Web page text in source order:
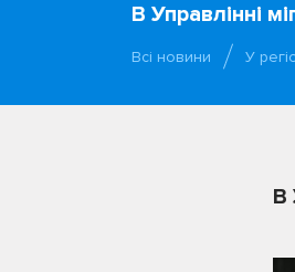
В Управлінні
Всі новини У
В